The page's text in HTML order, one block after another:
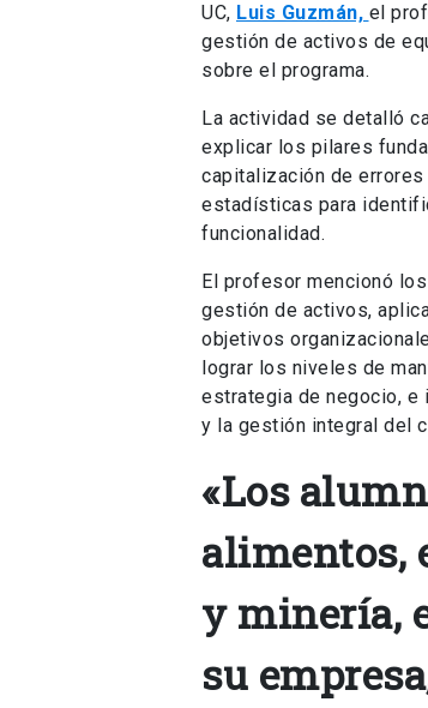
UC, Luis Guzmán, el
gestión de activos de
sobre el programa.
La actividad se detalló
explicar los pilares
capitalización de
estadísticas para
funcionalidad.
El profesor mencionó
gestión de activos,
objetivos
lograr los niveles de
estrategia de negocio,
y la gestión integral del
«Los
alimentos,
y minería,
su